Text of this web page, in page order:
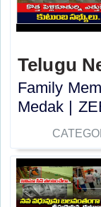
Telugu
Family
Medak |